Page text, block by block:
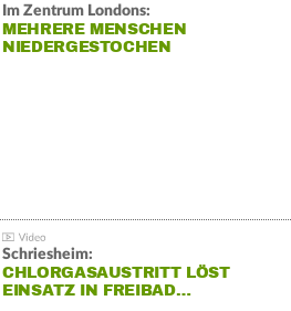
Im Zentrum Londons:
MEHRERE MENSCHEN
NIEDERGESTOCHEN
Schriesheim:
CHLORGASAUSTRITT LÖST
EINSATZ IN FREIBAD…